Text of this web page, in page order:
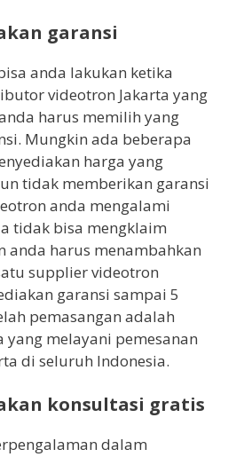
garansi
anda lakukan ketika
videotron Jakarta yang
harus memilih yang
Mungkin ada beberapa
harga yang
tidak memberikan garansi
anda mengalami
tidak bisa mengklaim
anda harus menambahkan
supplier videotron
garansi sampai 5
pemasangan adalah
yang melayani pemesanan
di seluruh Indonesia.
konsultasi gratis
dalam